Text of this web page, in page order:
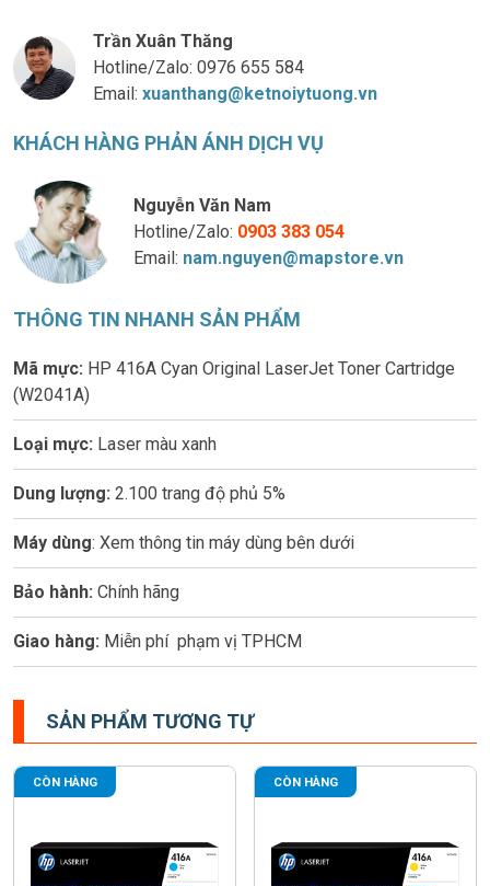
Trần Xuân Thăng
Hotline/Zalo:0976 655 584
Email:xuanthang@ketnoiytuong.vn
KHÁCH HÀNG PHẢN ÁNH DỊCH VỤ
Nguyễn Văn Nam
Hotline/Zalo: 0903 383 054
Email: nam.nguyen@mapstore.vn
THÔNG TIN NHANH SẢN PHẨM
Mã mực: HP 416A Cyan Original LaserJet Toner Cartridge
(W2041A)
Loại mực: Laser màu xanh
Dung lượng: 2.100 trang độ phủ 5%
Máy dùng: Xem thông tin máy dùng bên dưới
Bảo hành: Chính hãng
Giao hàng: Miễn phí phạm vị TPHCM
SẢN PHẨM TƯƠNG TỰ
CÒN HÀNG CÒN HÀNG